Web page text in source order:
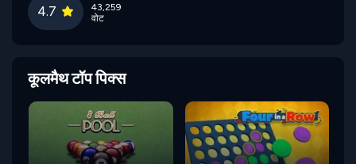
4.7
43,259
वोट
कूलमैथ टॉप पिक्स